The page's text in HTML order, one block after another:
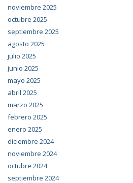
noviembre 2025
octubre 2025
septiembre 2025
agosto 2025
julio 2025
junio 2025
mayo 2025
abril 2025
marzo 2025
febrero 2025
enero 2025
diciembre 2024
noviembre 2024
octubre 2024
septiembre 2024